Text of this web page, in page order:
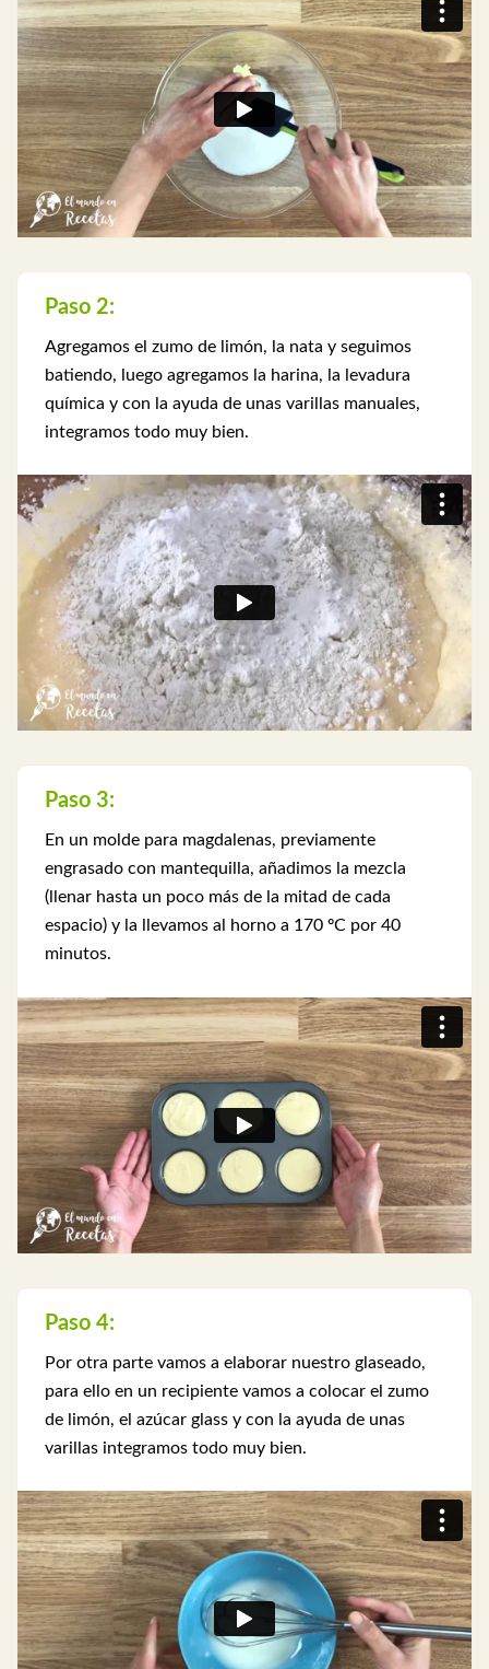
Paso 2:
Agregamos el zumo de limón, la nata y seguimos
batiendo, luego agregamos la harina, la levadura
química y con la ayuda de unas varillas manuales,
integramos todo muy bien.
Paso 3:
En un molde para magdalenas, previamente
engrasado con mantequilla, añadimos la mezcla
(llenar hasta un poco más de la mitad de cada
espacio) y la llevamos al horno a 170 ºC por 40
minutos.
Paso 4:
Por otra parte vamos a elaborar nuestro glaseado,
para ello en un recipiente vamos a colocar el zumo
de limón, el azúcar glass y con la ayuda de unas
varillas integramos todo muy bien.